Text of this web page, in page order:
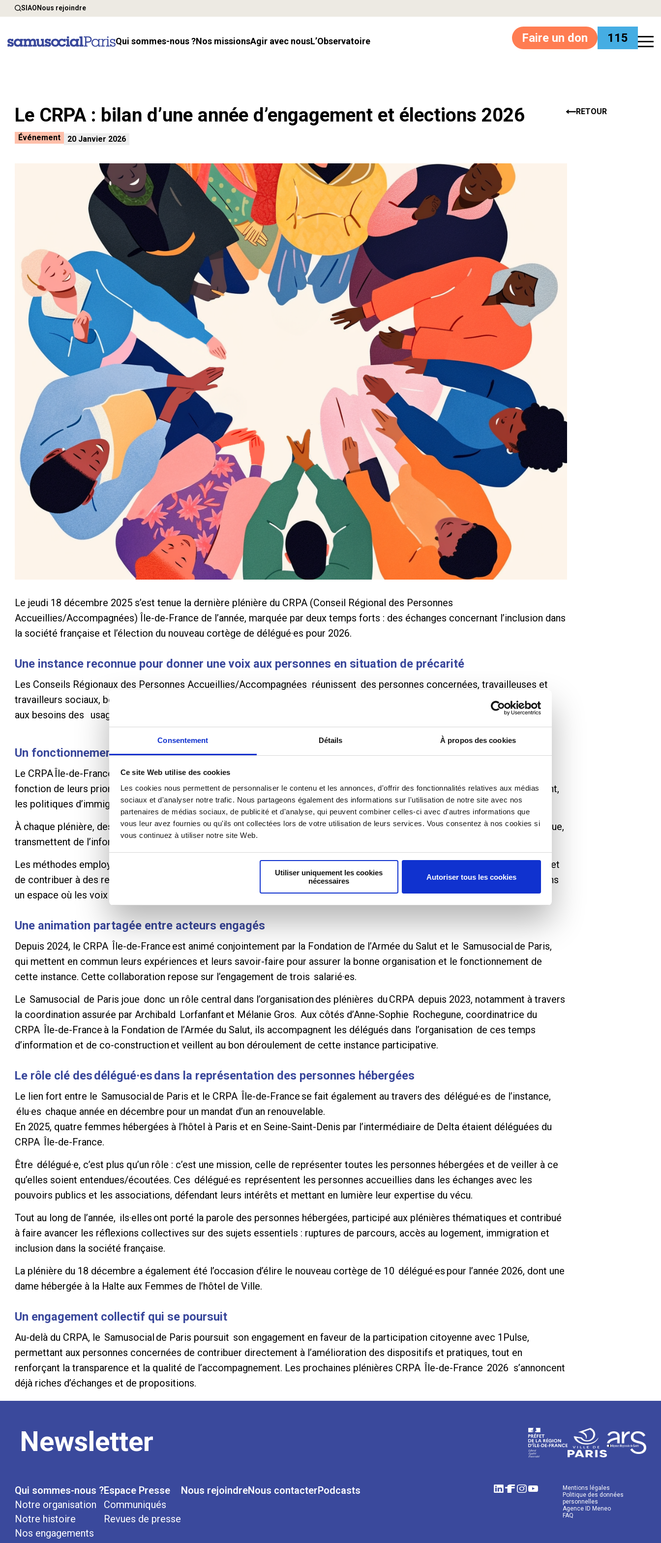
Consentement Détails À propos des cookies
Ce site Web utilise des cookies
Les cookies nous permettent de personnaliser le contenu et les annonces, d'offrir des fonctionnalités relatives aux médias
sociaux et d'analyser notre trafic. Nous partageons également des informations sur l'utilisation de notre site avec nos
partenaires de médias sociaux, de publicité et d'analyse, qui peuvent combiner celles-ci avec d'autres informations que
vous leur avez fournies ou qu'ils ont collectées lors de votre utilisation de leurs services. Vous consentez à nos cookies si
vous continuez à utiliser notre site Web.
Utiliser uniquement les cookies
nécessaires
Autoriser tous les cookies
SIAONous rejoindre
Qui sommes-nous ? Nos missions Agir avec nous l’Observatoire Faire un don 115
Le CRPA : bilan d’une année d’engagement et élections 2026 RETOUR
Événement 20 Janvier 2026
Le jeudi 18 décembre 2025 s’est tenue la dernière plénière du CRPA (Conseil Régional des Personnes
Accueillies/Accompagnées) Île-de-France de l’année, marquée par deux temps forts : des échanges concernant l’inclusion dans
la société française et l’élection du nouveau cortège de délégué·es pour 2026.
Une instance reconnue pour donner une voix aux personnes en situation de précarité
Les Conseils Régionaux des Personnes Accueillies/Accompagnées réunissent des personnes concernées, travailleuses et
travailleurs sociaux, bénévoles et représentant·es institutionnels, avec pour objectif de co-construire des réponses adaptées
aux besoins des usagers et d’assurer la participation des personnes prises en charge par les différents dispositifs d’accueil.
Un fonctionnement participatif au service des personnes concernées
Le CRPA Île-de-France se réunit quatre fois par an en plénière autour de thématiques choisies par les 60 participant·es en
fonction de leurs priorités. En 2025, en plus de l’inclusion dans la société française, ont ainsi été traitées : l’accès au logement,
les politiques d’immigration et les ruptures de parcours.
À chaque plénière, des expert·es (chercheurs, associations, institutions, personnes concernées) interviennent sur la thématique,
transmettent de l’information, avant que les personnes concernées travaillent sur le sujet.
Les méthodes employées : échanges libres, groupes de travail, restitutions collectives permettent à chacun·e de s’exprimer et
de contribuer à des recommandations concrètes transmises aux tutelles de l’instance, notamment DIHAL, DIPLP et ARS, dans
un espace où les voix de toutes et tous comptent.
Une animation partagée entre acteurs engagés
Depuis 2024, le CRPA Île-de-France est animé conjointement par la Fondation de l’Armée du Salut et le Samusocial de Paris,
qui mettent en commun leurs expériences et leurs savoir-faire pour assurer la bonne organisation et le fonctionnement de
cette instance. Cette collaboration repose sur l’engagement de trois salarié·es.
Le Samusocial de Paris joue donc un rôle central dans l’organisation des plénières du CRPA depuis 2023, notamment à travers
la coordination assurée par Archibald Lorfanfant et Mélanie Gros. Aux côtés d’Anne-Sophie Rochegune, coordinatrice du
CRPA Île-de-France à la Fondation de l’Armée du Salut, ils accompagnent les délégués dans l’organisation de ces temps
d’information et de co-construction et veillent au bon déroulement de cette instance participative.
Le rôle clé des délégué·es dans la représentation des personnes hébergées
Le lien fort entre le Samusocial de Paris et le CRPA Île-de-France se fait également au travers des délégué·es de l’instance,
élu·es chaque année en décembre pour un mandat d’un an renouvelable.
En 2025, quatre femmes hébergées à l’hôtel à Paris et en Seine-Saint-Denis par l’intermédiaire de Delta étaient déléguées du
CRPA Île-de-France.
Être délégué·e, c’est plus qu’un rôle : c’est une mission, celle de représenter toutes les personnes hébergées et de veiller à ce
qu’elles soient entendues/écoutées. Ces délégué·es représentent les personnes accueillies dans les échanges avec les
pouvoirs publics et les associations, défendant leurs intérêts et mettant en lumière leur expertise du vécu.
Tout au long de l’année, ils·elles ont porté la parole des personnes hébergées, participé aux plénières thématiques et contribué
à faire avancer les réflexions collectives sur des sujets essentiels : ruptures de parcours, accès au logement, immigration et
inclusion dans la société française.
La plénière du 18 décembre a également été l’occasion d’élire le nouveau cortège de 10 délégué·es pour l’année 2026, dont une
dame hébergée à la Halte aux Femmes de l’hôtel de Ville.
Un engagement collectif qui se poursuit
Au-delà du CRPA, le Samusocial de Paris poursuit son engagement en faveur de la participation citoyenne avec 1Pulse,
permettant aux personnes concernées de contribuer directement à l’amélioration des dispositifs et pratiques, tout en
renforçant la transparence et la qualité de l’accompagnement. Les prochaines plénières CRPA Île-de-France 2026 s’annoncent
déjà riches d’échanges et de propositions.
Newsletter
Qui sommes-nous ?
Notre organisation
Notre histoire
Nos engagements
Espace Presse
Communiqués
Revues de presse
Nous rejoindreNous contacterPodcasts
Mentions légales
Politique des données
personnelles
Agence ID Meneo
FAQ